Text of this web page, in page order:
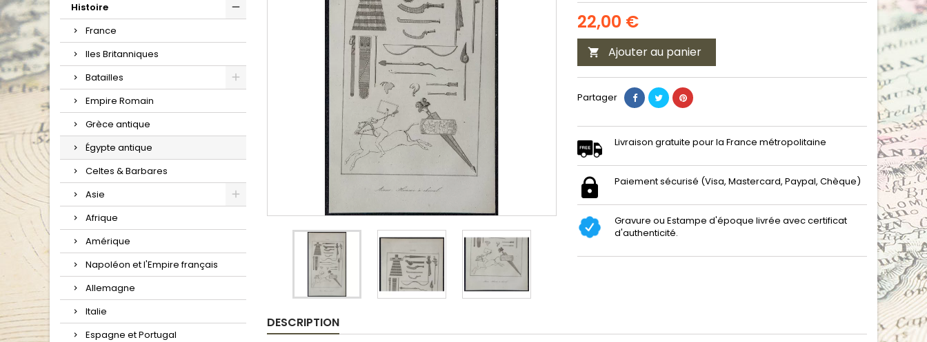
Histoire
France
Iles Britanniques
Batailles
Empire Romain
Grèce antique
Égypte antique
Celtes & Barbares
Asie
Afrique
Amérique
Napoléon et l'Empire français
Allemagne
Italie
Espagne et Portugal
22,00 €
 Ajouter au panier
Partager
Livraison gratuite pour la France métropolitaine
Paiement sécurisé (Visa, Mastercard, Paypal, Chèque)
Gravure ou Estampe d'époque livrée avec certificat
d'authenticité.
DESCRIPTION